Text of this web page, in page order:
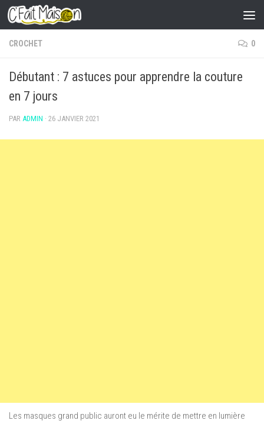
Skip to content
CROCHET 0
Débutant : 7 astuces pour apprendre la couture
en 7 jours
PAR ADMIN · 26 JANVIER 2021
Les masques grand public auront eu le mérite de mettre en lumière